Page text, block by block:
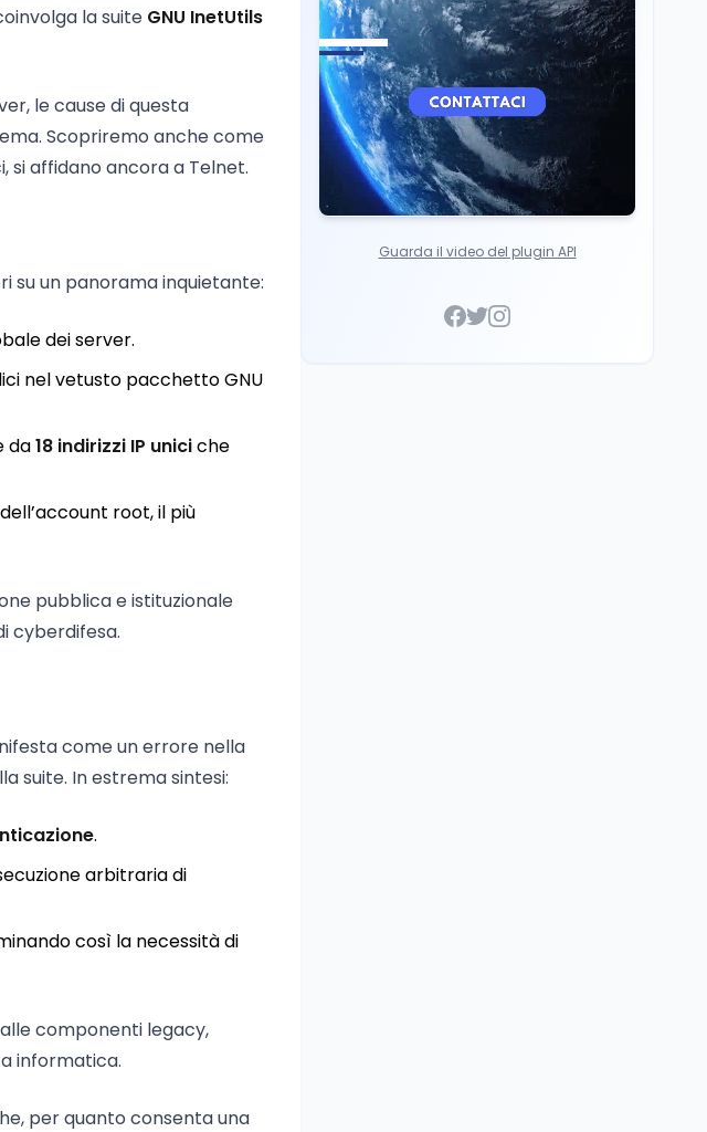
la suite GNU InetUtils
le cause di questa
Scopriremo anche come
affidano ancora a Telnet.
su un panorama inquietante:
dei server.
nel vetusto pacchetto GNU
da18 indirizzi IP uniciche
root, il più
pubblica e istituzionale
cyberdifesa.
come un errore nella
suite. In estrema sintesi:
.
arbitraria di
così la necessità di
componenti legacy,
informatica.
per quanto consenta una
palestinesi giunti da
Gaza che hanno
superato la Maturità in
Italia
Guarda il video del plugin API